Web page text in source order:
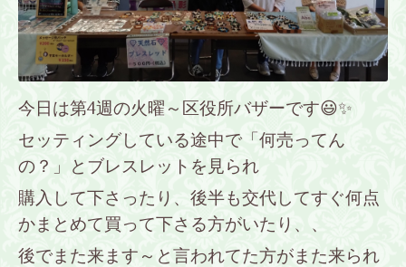
今日は第4週の火曜～区役所バザーです😃✨
セッティングしている途中で「何売ってん
の？」と ブレスレットを見られ
購入して下さったり、後半も交代してすぐ何点
かまとめて買って下さる方がいたり、、
後でまた来ます～と言われてた方がまた来られ